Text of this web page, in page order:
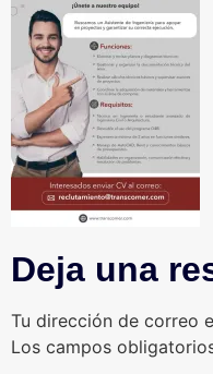
Deja una
Tu dirección de correo
Los campos